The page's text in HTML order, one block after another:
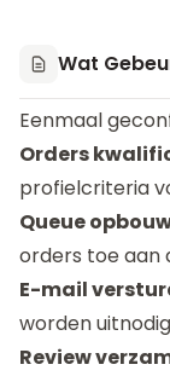
Wat
Eenmaal
Orders
profielcriteria
Queue
orders toe aan
E-mail
worden
Review